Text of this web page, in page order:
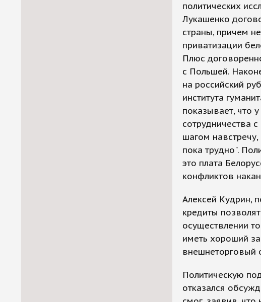
политических
Лукашенко
страны, причем
приватизации
Плюс
с Польшей.
на российский
института
показывает, что
сотрудничества
шагом
пока трудно".
это плата
конфликтов
Алексей Кудрин,
кредиты
осуществлении
иметь хороший
внешнеторговый
Политическую
отказался